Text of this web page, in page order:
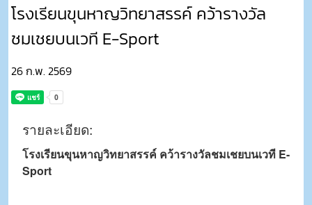
โรงเรียนขุนหาญวิทยาสรรค์ คว้ารางวัล
ชมเชยบนเวที E-Sport
26 ก.พ. 2569
รายละเอียด:
โรงเรียนขุนหาญวิทยาสรรค์ คว้ารางวัลชมเชยบนเวที E-
Sport